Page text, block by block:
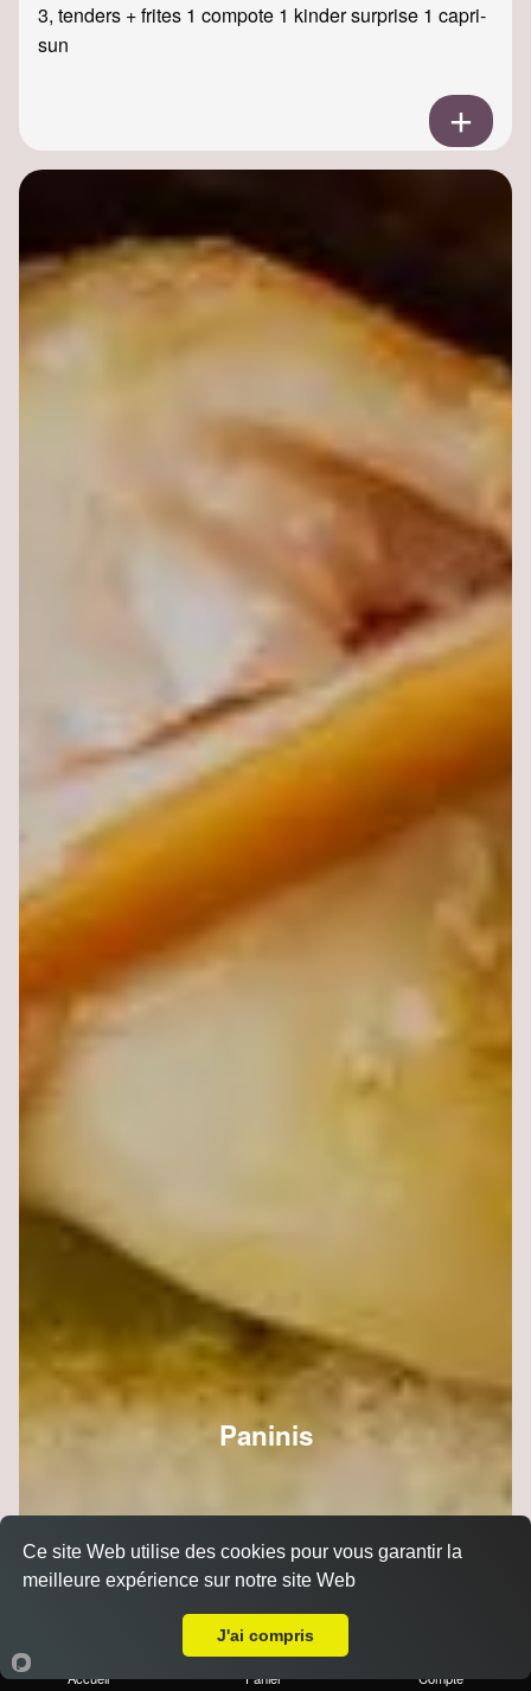
3, tenders + frites 1 compote 1 kinder surprise 1 capri-
sun
Paninis
Accueil Panier Compte
Ce site Web utilise des cookies pour vous garantir la
meilleure expérience sur notre site Web
J'ai compris